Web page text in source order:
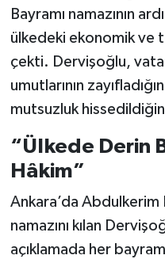
Bayramı namazının
ülkedeki ekonomik ve
çekti. Dervişoğlu,
umutlarının
mutsuzluk
“Ülkede Derin
Hâkim”
Ankara’da Abdulkerim
namazını kılan
açıklamada her
Sokak
Sonsöz Özel
Spor
Vasıta
Yaşam